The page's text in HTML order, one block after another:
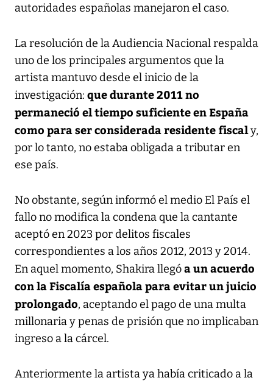
autoridades españolas manejaron el caso.
La resolución de la Audiencia Nacional respalda
uno de los principales argumentos que la
artista mantuvo desde el inicio de la
investigación: que durante 2011 no
permaneció el tiempo suficiente en España
como para ser considerada residente fiscaly,
por lo tanto, no estaba obligada a tributar en
ese país.
No obstante, según informó el medio El País el
fallo no modifica la condena que la cantante
aceptó en 2023 por delitos fiscales
correspondientes a los años 2012, 2013 y 2014.
En aquel momento, Shakira llegóa un acuerdo
con la Fiscalía española para evitar un juicio
prolongado, aceptando el pago de una multa
millonaria y penas de prisión que no implicaban
ingreso a la cárcel.
Anteriormente la artista ya había criticado a la